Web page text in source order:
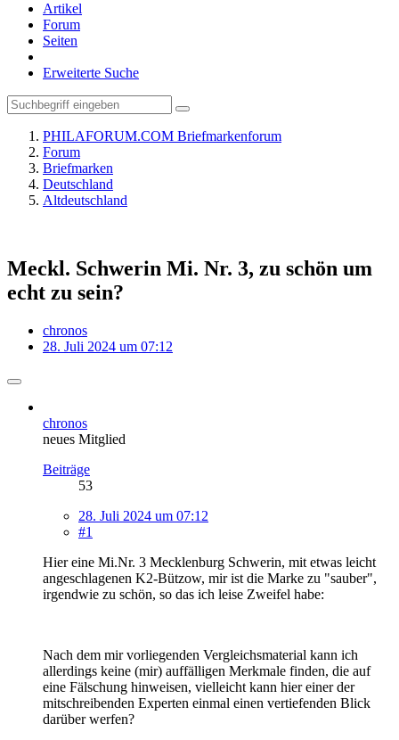
Artikel
Forum
Seiten
Erweiterte Suche
PHILAFORUM.COM Briefmarkenforum
Forum
Briefmarken
Deutschland
Altdeutschland
Meckl. Schwerin Mi. Nr. 3, zu schön um
echt zu sein?
chronos
28. Juli 2024 um 07:12
chronos
neues Mitglied
Beiträge
53
28. Juli 2024 um 07:12
#1
Hier eine Mi.Nr. 3 Mecklenburg Schwerin, mit etwas leicht
angeschlagenen K2-Bützow, mir ist die Marke zu "sauber",
irgendwie zu schön, so das ich leise Zweifel habe:
Nach dem mir vorliegenden Vergleichsmaterial kann ich
allerdings keine (mir) auffälligen Merkmale finden, die auf
eine Fälschung hinweisen, vielleicht kann hier einer der
mitschreibenden Experten einmal einen vertiefenden Blick
darüber werfen?